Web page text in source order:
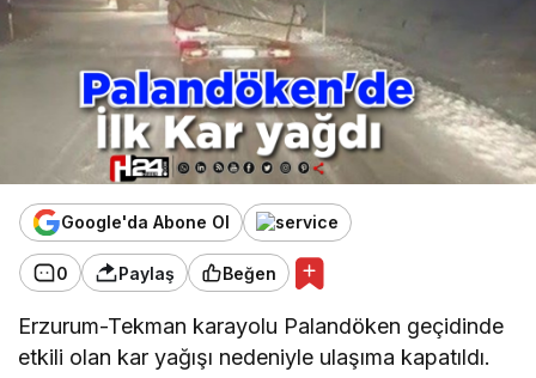
Google'da Abone Ol
0 Paylaş Beğen
Erzurum-Tekman karayolu Palandöken geçidinde
etkili olan kar yağışı nedeniyle ulaşıma kapatıldı.